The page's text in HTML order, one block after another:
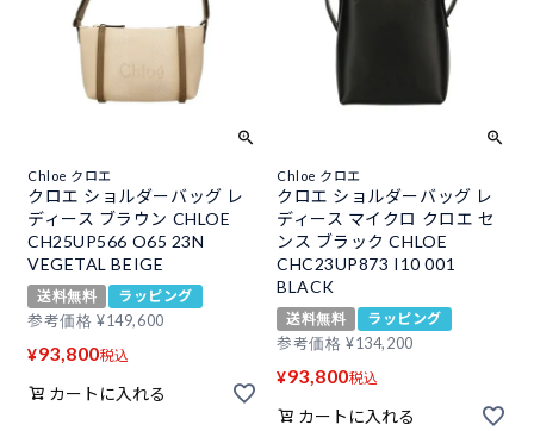
Chloe クロエ
クロエ ショルダーバッグ レ
ディース ブラウン CHLOE
CH25UP566 O65 23N
VEGETAL BEIGE
送料無料
ラッピング
参考価格 ¥149,600
¥93,800税込
カートに入れる
Chloe クロエ
クロエ ショルダーバッグ レ
ディース マイクロ クロエ セ
ンス ブラック CHLOE
CHC23UP873 I10 001
BLACK
送料無料
ラッピング
参考価格 ¥134,200
¥93,800税込
カートに入れる